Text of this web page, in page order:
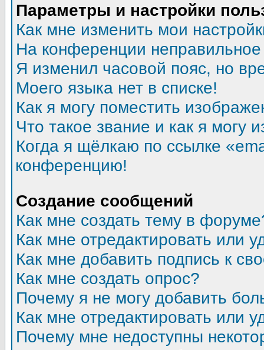
Параметры и настройки
Как мне изменить мои
На конференции
Я изменил часовой пояс, но
Моего языка нет в списке!
Как я могу поместить
Что такое звание и как я могу
Когда я щёлкаю по ссылке
конференцию!
Создание сообщений
Как мне создать тему в
Как мне отредактировать или
Как мне добавить подпись к
Как мне создать опрос?
Почему я не могу добавить
Как мне отредактировать или
Почему мне недоступны